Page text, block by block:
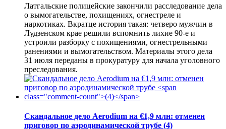
Латгальские полицейские закончили расследование дела
о вымогательстве, похищениях, огнестреле и
наркотиках. Вкратце история такая: четверо мужчин в
Лудзенском крае решили вспомнить лихие 90-е и
устроили разборку с похищениями, огнестрельными
ранениями и вымогательством. Материалы этого дела
31 июля переданы в прокуратуру для начала уголовного
преследования.
Скандальное дело Aerodium на €1,9 млн: отменен
приговор по аэродинамической трубе (4)